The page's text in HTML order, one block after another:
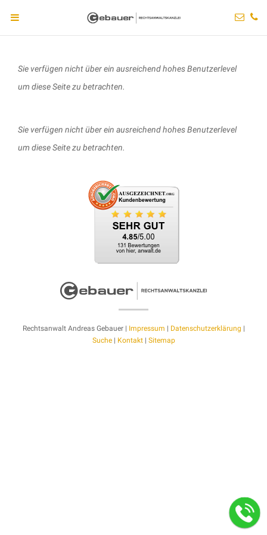
Sie verfügen nicht über ein ausreichend hohes Benutzerlevel
um diese Seite zu betrachten.
Sie verfügen nicht über ein ausreichend hohes Benutzerlevel
um diese Seite zu betrachten.
Rechtsanwalt Andreas Gebauer | Impressum | Datenschutzerklärung |
Suche| Kontakt| Sitemap